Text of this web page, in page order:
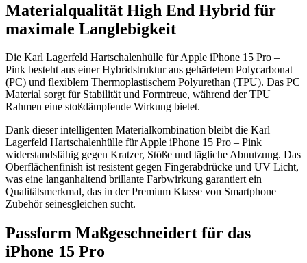
Materialqualität High End Hybrid für
maximale Langlebigkeit
Die Karl Lagerfeld Hartschalenhülle für Apple iPhone 15 Pro –
Pink besteht aus einer Hybridstruktur aus gehärtetem Polycarbonat
(PC) und flexiblem Thermoplastischem Polyurethan (TPU). Das PC
Material sorgt für Stabilität und Formtreue, während der TPU
Rahmen eine stoßdämpfende Wirkung bietet.
Dank dieser intelligenten Materialkombination bleibt die Karl
Lagerfeld Hartschalenhülle für Apple iPhone 15 Pro – Pink
widerstandsfähig gegen Kratzer, Stöße und tägliche Abnutzung. Das
Oberflächenfinish ist resistent gegen Fingerabdrücke und UV Licht,
was eine langanhaltend brillante Farbwirkung garantiert ein
Qualitätsmerkmal, das in der Premium Klasse von Smartphone
Zubehör seinesgleichen sucht.
Passform Maßgeschneidert für das
iPhone 15 Pro